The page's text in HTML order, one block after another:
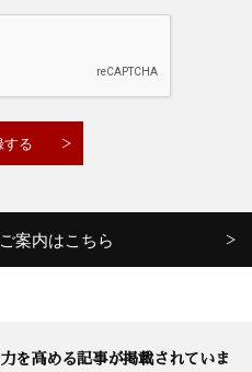
案内はこちら
を高める記事が掲載されていま